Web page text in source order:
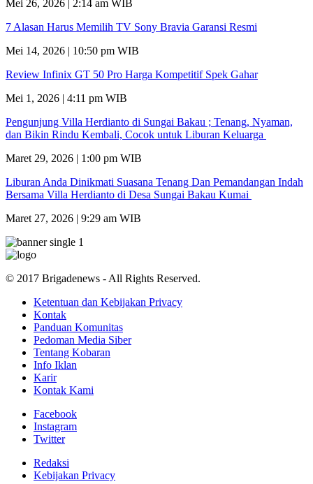
Mei 26, 2026 | 2:14 am WIB
7 Alasan Harus Memilih TV Sony Bravia Garansi Resmi
Mei 14, 2026 | 10:50 pm WIB
Review Infinix GT 50 Pro Harga Kompetitif Spek Gahar
Mei 1, 2026 | 4:11 pm WIB
Pengunjung Villa Herdianto di Sungai Bakau ; Tenang, Nyaman,
dan Bikin Rindu Kembali, Cocok untuk Liburan Keluarga
Maret 29, 2026 | 1:00 pm WIB
Liburan Anda Dinikmati Suasana Tenang Dan Pemandangan Indah
Bersama Villa Herdianto di Desa Sungai Bakau Kumai
Maret 27, 2026 | 9:29 am WIB
© 2017 Brigadenews - All Rights Reserved.
Ketentuan dan Kebijakan Privacy
Kontak
Panduan Komunitas
Pedoman Media Siber
Tentang Kobaran
Info Iklan
Karir
Kontak Kami
Facebook
Instagram
Twitter
Redaksi
Kebijakan Privacy